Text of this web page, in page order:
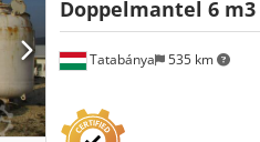
Tatabánya 535 km
Doppelmantel 6 m3